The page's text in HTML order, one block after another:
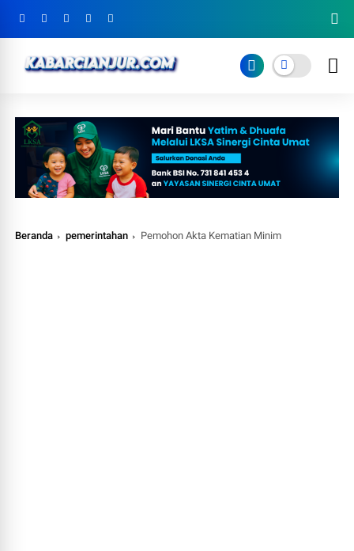
Beranda pemerintahan Pemohon Akta Kematian Minim